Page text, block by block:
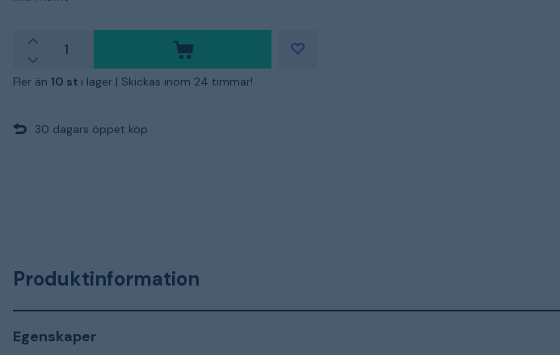
Fler än 10 st i lager | Skickas inom 24 timmar!
30 dagars öppet köp
Produktinformation
Egenskaper